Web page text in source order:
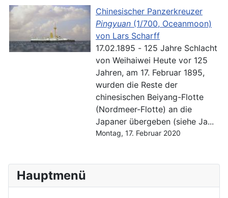
Hauptmenü
Chinesischer Panzerkreuzer
Pingyuan (1/700, Oceanmoon)
von Lars Scharff
17.02.1895 - 125 Jahre Schlacht
von Weihaiwei Heute vor 125
Jahren, am 17. Februar 1895,
wurden die Reste der
chinesischen Beiyang-Flotte
(Nordmeer-Flotte) an die
Japaner übergeben (siehe Ja...
Montag, 17. Februar 2020